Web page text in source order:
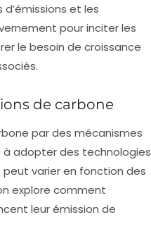
d’émissions et les
pour inciter les
le besoin de croissance
de carbone
par des mécanismes
à adopter des technologies
peut varier en fonction des
explore comment
leur émission de